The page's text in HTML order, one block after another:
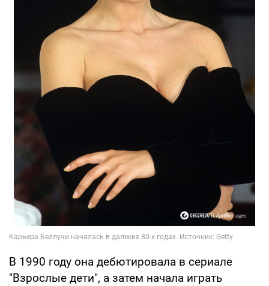
В 1990 году она дебютировала в сериале
"Взрослые дети", а затем начала играть